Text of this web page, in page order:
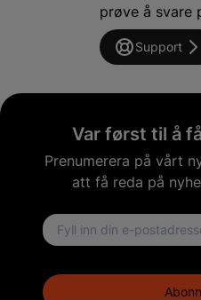
prøve å svare
Support
Var først til å
Prenumerera på vårt
att få reda på
Email address